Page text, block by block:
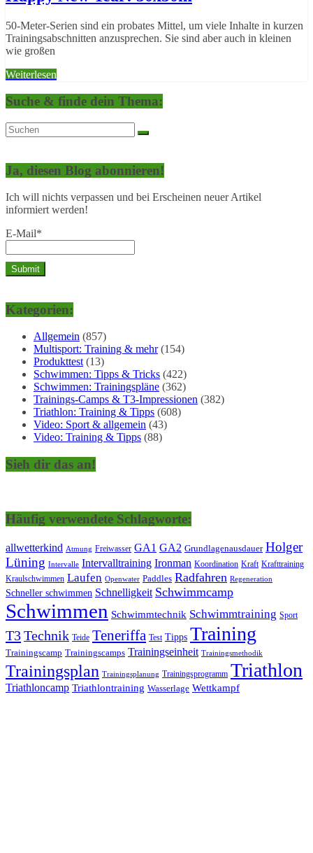
50-Meter-Serien sind ein probates Mittel, um viele Inhalte in kurzen
Trainingsabschnitten anzusprechen. Sie sind aber auch in kleinen
wie großen
Weiterlesen
Suche & finde dein Thema:
Ja, diesen Blog abonnieren!
Ich will nichts verpassen und bei Erscheinen neuer Artikel
informiert werden!
E-Mail*
Kategorien:
Allgemein (857)
Multisport: Training & mehr(154)
Produkttest(13)
Schwimmen: Tipps & Tricks (422)
Schwimmen: Trainingspläne (362)
Trainings-Camps & T3-Impressionen (382)
Triathlon: Training & Tipps (608)
Video: Sport & allgemein (43)
Video: Training & Tipps (88)
Sieh dir das an!
Häufig verwendete Schlagworte:
allwetterkind Atmung Freiwasser GA1 GA2 Grundlagenausdauer Holger
Lüning Intervalle Intervalltraining Ironman Koordination Kraft Krafttraining
Kraulschwimmen Laufen Openwater Paddles Radfahren Regeneration
Schneller schwimmen Schnelligkeit Schwimmcamp
Schwimmen Schwimmtechnik Schwimmtraining Sport
T3Technik Teide Teneriffa Test Tipps Training
Trainingscamp Trainingscamps Trainingseinheit Trainingsmethodik
Trainingsplan Trainingsplanung Trainingsprogramm Triathlon
Triathloncamp Triathlontraining Wasserlage Wettkampf